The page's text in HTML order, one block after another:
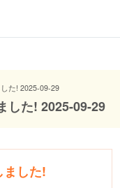
た! 2025-09-29
した! 2025-09-29
ました!